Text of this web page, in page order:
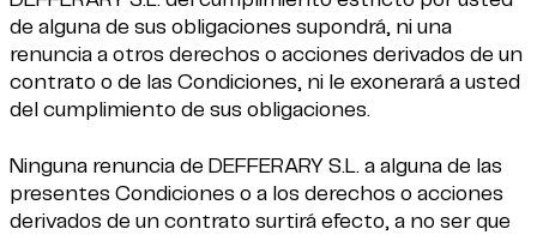
de alguna de sus obligaciones supondrá, ni una
renuncia a otros derechos o acciones derivados de un
contrato o de las Condiciones, ni le exonerará a usted
del cumplimiento de sus obligaciones.
Ninguna renuncia de DEFFERARY S.L. a alguna de las
presentes Condiciones o a los derechos o acciones
derivados de un contrato surtirá efecto, a no ser que